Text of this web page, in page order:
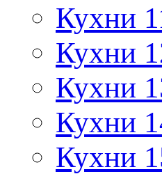
Кухни
Кухни
Кухни
Кухни
Кухни